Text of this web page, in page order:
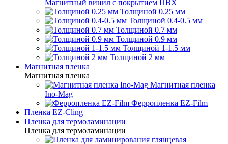
Магнитный винил с покрытием ПВХ
Толщиной 0.25 мм
Толщиной 0.4-0.5 мм
Толщиной 0.7 мм
Толщиной 0.9 мм
Толщиной 1-1.5 мм
Толщиной 2 мм
Магнитная пленка
Магнитная пленка
Магнитная пленка
Ino-Mag
Ферропленка EZ-Film
Пленка EZ-Cling
Пленка для термоламинации
Пленка для термоламинации